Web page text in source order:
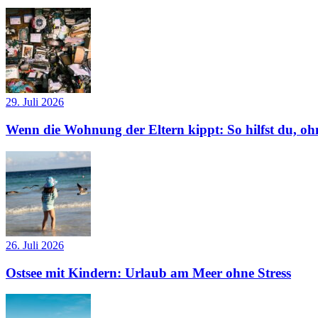
29. Juli 2026
Wenn die Wohnung der Eltern kippt: So hilfst du,
26. Juli 2026
Ostsee mit Kindern: Urlaub am Meer ohne Stress